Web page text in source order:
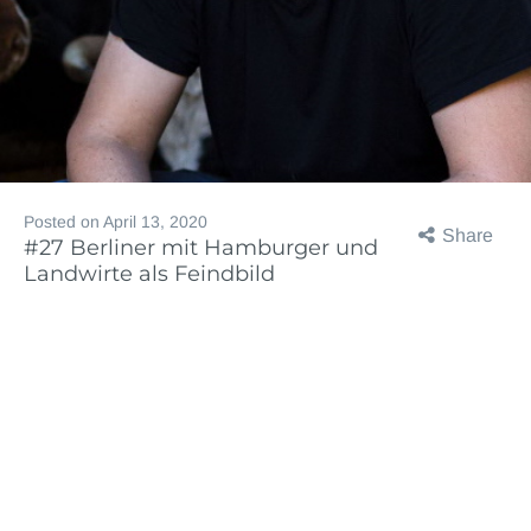
Share
Posted on April 13, 2020
#27 Berliner mit Hamburger und
Landwirte als Feindbild